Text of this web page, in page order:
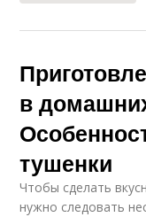
в
тушенки
Чтобы сделать
нужно следовать